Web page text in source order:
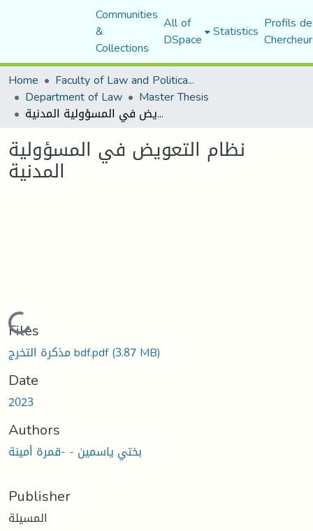
Communities
&
Collections
All of
DSpace Statistics Profils
Home
Faculty of Law and Political Science
Department of Law Master Thesis
نظام التعويض في المسؤولية المدنية
نظام التعويض في المسؤولية
المدنية
Loading...
Files
مذكرة التخرج bdf.pdf(3.87 MB)
Date
2023
Authors
بختي ياسمين - -قمرة أمينة
Publisher
المسيلة